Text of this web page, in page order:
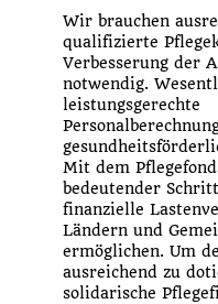
Wir brauchen
qualifizierte
Verbesserung der
notwendig.
leistungsgerechte
Mit dem
bedeutender
finanzielle
Ländern und
ermöglichen. Um
ausreichend zu
solidarische